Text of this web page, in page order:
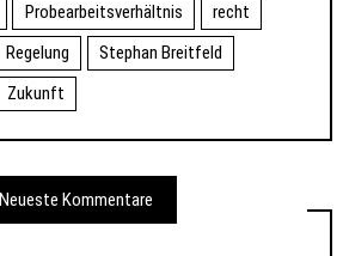
Probearbeitsverhältnis
recht
Regelung
Stephan Breitfeld
Zukunft
Neueste Kommentare